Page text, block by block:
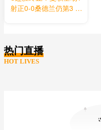
射正0-0桑德兰仍第3 拉
热门直播
HOT LIVES